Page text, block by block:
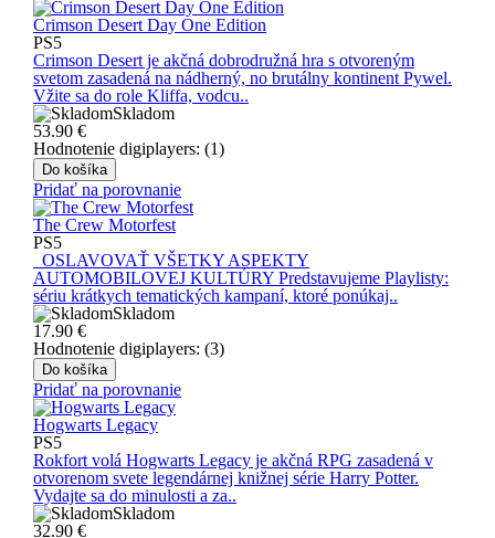
Crimson Desert Day One Edition
PS5
Crimson Desert je akčná dobrodružná hra s otvoreným
svetom zasadená na nádherný, no brutálny kontinent Pywel.
Vžite sa do role Kliffa, vodcu..
Skladom
53.90 €
Hodnotenie digiplayers: (1)
Do košíka
Pridať na porovnanie
The Crew Motorfest
PS5
OSLAVOVAŤ VŠETKY ASPEKTY
AUTOMOBILOVEJ KULTÚRY Predstavujeme Playlisty:
sériu krátkych tematických kampaní, ktoré ponúkaj..
Skladom
17.90 €
Hodnotenie digiplayers: (3)
Do košíka
Pridať na porovnanie
Hogwarts Legacy
PS5
Rokfort volá Hogwarts Legacy je akčná RPG zasadená v
otvorenom svete legendárnej knižnej série Harry Potter.
Vydajte sa do minulosti a za..
Skladom
32.90 €